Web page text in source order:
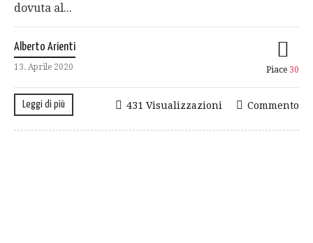
dovuta al...
Alberto Arienti
13. Aprile 2020 Piace 30
Leggi di più Commento
431 Visualizzazioni